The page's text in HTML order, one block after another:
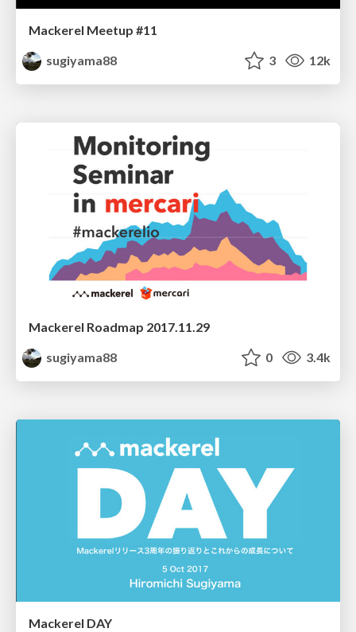
Mackerel Meetup #11
sugiyama88
3 12k
Mackerel Roadmap 2017.11.29
sugiyama88
0 3.4k
Mackerel DAY